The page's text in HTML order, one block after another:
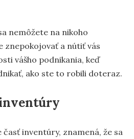
nemôžete na nikoho
znepokojovať a nútiť vás
vášho podnikania, keď
ako ste to robili doteraz.
inventúry, znamená, že sa